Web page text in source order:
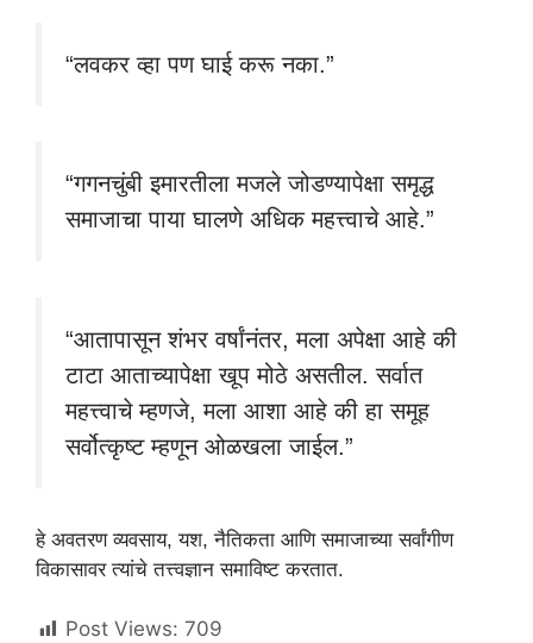
“लवकर व्हा पण घाई करू नका.”
“गगनचुंबी इमारतीला मजले जोडण्यापेक्षा समृद्ध
समाजाचा पाया घालणे अधिक महत्त्वाचे आहे.”
“आतापासून शंभर वर्षांनंतर, मला अपेक्षा आहे की
टाटा आताच्यापेक्षा खूप मोठे असतील. सर्वात
महत्त्वाचे म्हणजे, मला आशा आहे की हा समूह
सर्वोत्कृष्ट म्हणून ओळखला जाईल.”
हे अवतरण व्यवसाय, यश, नैतिकता आणि समाजाच्या सर्वांगीण
विकासावर त्यांचे तत्त्वज्ञान समाविष्ट करतात.
Post Views: 709